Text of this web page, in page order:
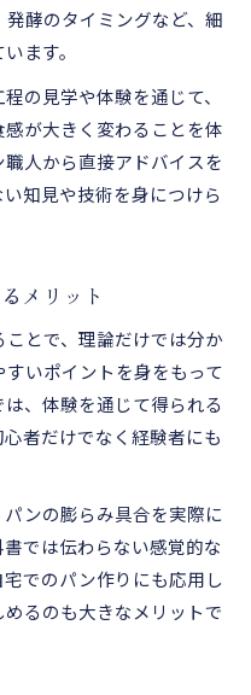
酵のタイミングなど、細
ます。
の見学や体験を通じて、
が大きく変わることを体
人から直接アドバイスを
知見や技術を身につけら
メリット
とで、理論だけでは分か
いポイントを身をもって
、体験を通じて得られる
者だけでなく経験者にも
ンの膨らみ具合を実際に
では伝わらない感覚的な
でのパン作りにも応用し
るのも大きなメリットで